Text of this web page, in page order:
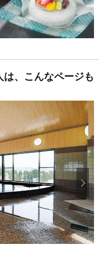
、こんなページも